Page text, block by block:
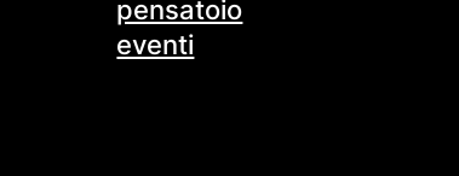
pensatoio
eventi